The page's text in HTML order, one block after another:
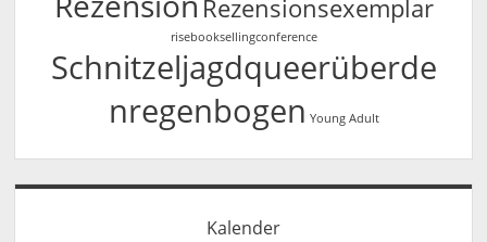
Rezensionsexemplar
risebooksellingconference
Schnitzeljagdqueerüberde
nregenbogen Young Adult
Kalender